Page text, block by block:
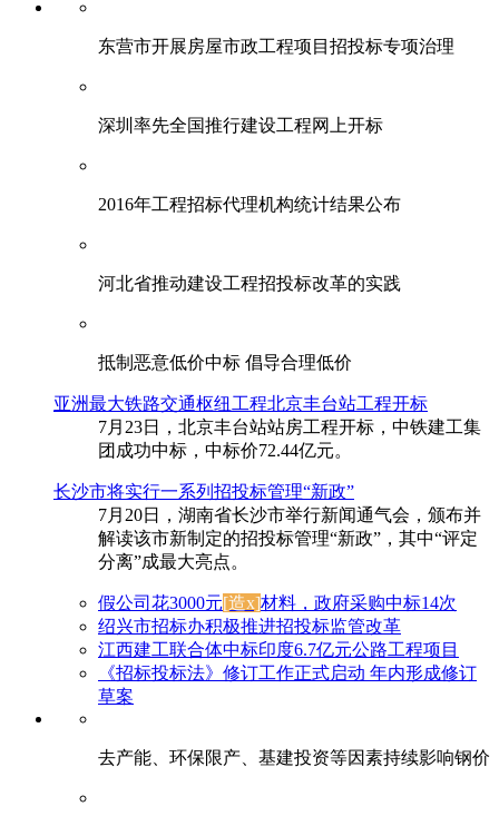
东营市开展房屋市政工程项目招投标专项治理
深圳率先全国推行建设工程网上开标
2016年工程招标代理机构统计结果公布
河北省推动建设工程招投标改革的实践
抵制恶意低价中标 倡导合理低价
亚洲最大铁路交通枢纽工程北京丰台站工程开标
7月23日，北京丰台站站房工程开标，中铁建工集
团成功中标，中标价72.44亿元。
长沙市将实行一系列招投标管理“新政”
7月20日，湖南省长沙市举行新闻通气会，颁布并
解读该市新制定的招投标管理“新政”，其中“评定
分离”成最大亮点。
假公司花3000元[造x]材料，政府采购中标14次
绍兴市招标办积极推进招投标监管改革
江西建工联合体中标印度6.7亿元公路工程项目
《招标投标法》修订工作正式启动 年内形成修订
草案
去产能、环保限产、基建投资等因素持续影响钢价